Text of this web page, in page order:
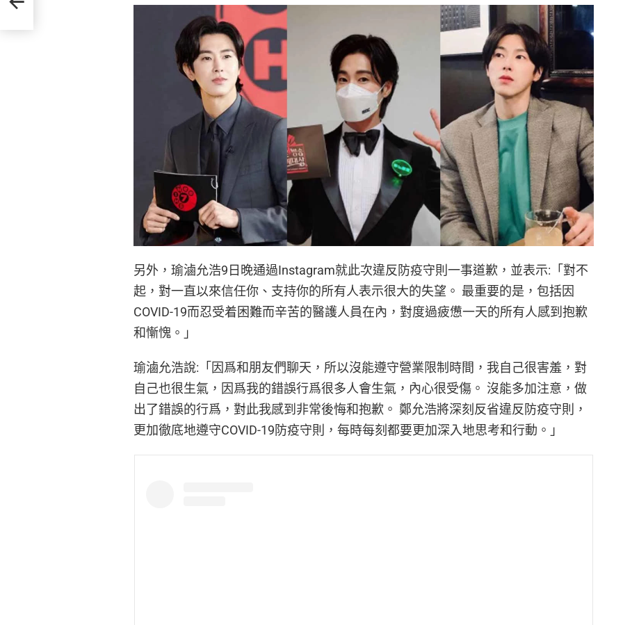
另外，瑜滷允浩9日晚通過Instagram就此次違反防疫守則一事道歉，並表示:「對不
起，對一直以來信任你、支持你的所有人表示很大的失望。 最重要的是，包括因
COVID-19而忍受着困難而辛苦的醫護人員在內，對度過疲憊一天的所有人感到抱歉
和慚愧。」
瑜滷允浩說:「因爲和朋友們聊天，所以沒能遵守營業限制時間，我自己很害羞，對
自己也很生氣，因爲我的錯誤行爲很多人會生氣，內心很受傷。 沒能多加注意，做
出了錯誤的行爲，對此我感到非常後悔和抱歉。 鄭允浩將深刻反省違反防疫守則，
更加徹底地遵守COVID-19防疫守則，每時每刻都要更加深入地思考和行動。」